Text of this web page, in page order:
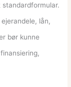
lån,
bør kunne